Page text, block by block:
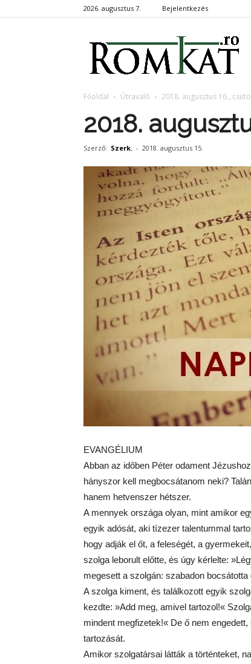
2026. augusztus 7. Bejelentkezés
Főoldal Útravaló 2018. augusztus 16.,
2018.
Szerző: Szerk. - 2018. augusztus 15.
EVANGÉLIUM
Abban az időben Péter odament
hányszor kell megbocsátanom neki?
hanem hetvenszer hétszer.
A mennyek országa olyan, mint amikor
egyik adósát, aki tízezer talentummal
hogy adják el őt, a feleségét, a
szolga leborult előtte, és úgy kérlelte:
megesett a szolgán: szabadon
A szolga kiment, és találkozott egyik
kezdte: »Add meg, amivel tartozol!«
mindent megfizetek!« De ő nem
tartozását.
Amikor szolgatársai látták a történteket,